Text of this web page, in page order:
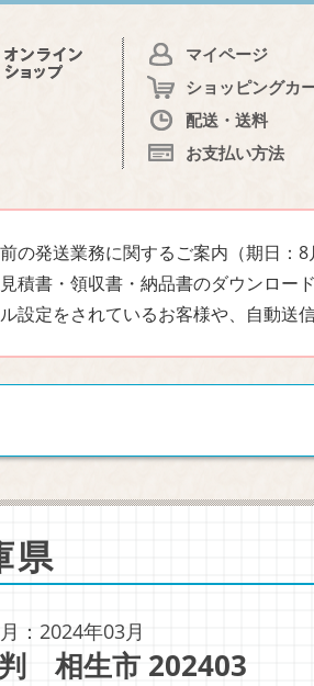
マイページ
ショッピングカ
配送・送料
お支払い方法
の発送業務に関するご案内（期日：
積書・領収書・納品書のダウンロー
ル設定をされているお客様や、自動送
県
：2024年03月
相生市 202403